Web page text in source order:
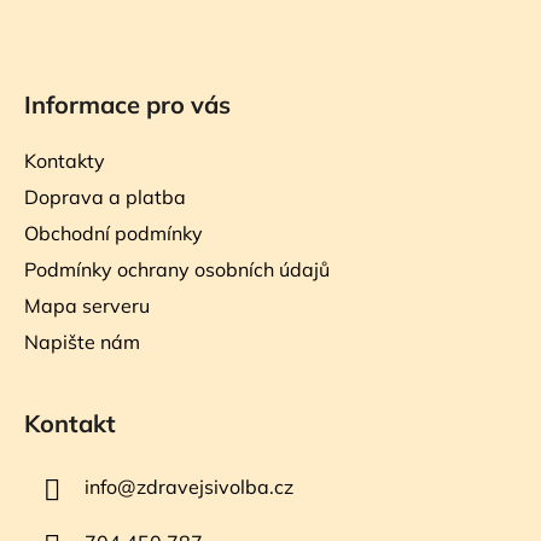
Informace pro vás
Kontakty
Doprava a platba
Obchodní podmínky
Podmínky ochrany osobních údajů
Mapa serveru
Napište nám
Kontakt
info@zdravejsivolba.cz